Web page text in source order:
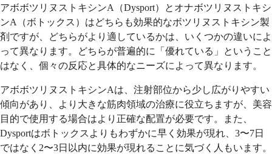
アボボツリヌストキシンA（Dysport）とオナボツリヌストキシ
ンA（ボトックス）はどちらも効果的なボツリヌストキシン製
剤ですが、どちらがより適しているかは、いくつかの違いによ
って異なります。どちらが普遍的に「優れている」ということ
はなく、個々の反応と具体的なニーズによって異なります。
アボボツリヌストキシンAは、注射部位から少し広がりやすい
傾向があり、より大きな筋肉領域の治療に役立ちますが、美容
目的で使用する場合はより正確な配置が必要です。また、
Dysportはボトックスよりもわずかに早く効果が現れ、3〜7日
ではなく2〜3日以内に効果が現れることに気づく人もいます。